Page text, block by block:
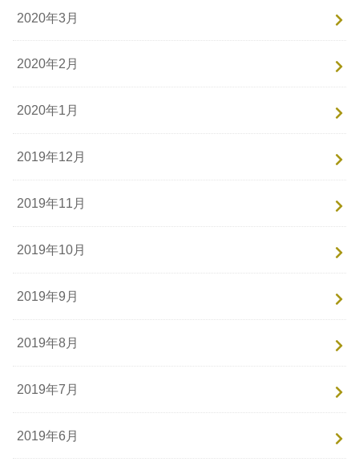
2020年3月
2020年2月
2020年1月
2019年12月
2019年11月
2019年10月
2019年9月
2019年8月
2019年7月
2019年6月